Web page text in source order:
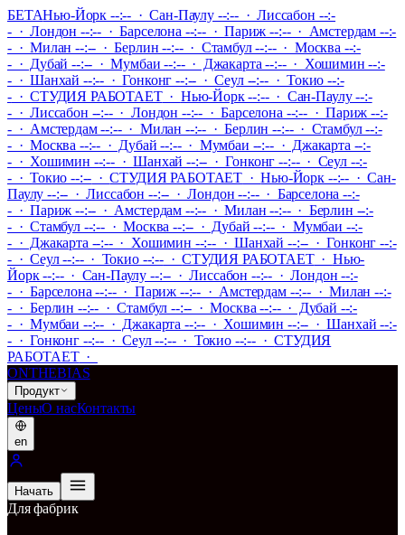
БЕТАНью-Йорк --:-- · Сан-Паулу --:-- · Лиссабон --:-
- · Лондон --:-- · Барселона --:-- · Париж --:-- · Амстердам --:-
- · Милан --:-- · Берлин --:-- · Стамбул --:-- · Москва --:-
- · Дубай --:-- · Мумбаи --:-- · Джакарта --:-- · Хошимин --:-
- · Шанхай --:-- · Гонконг --:-- · Сеул --:-- · Токио --:-
-·СТУДИЯ РАБОТАЕТ· Нью-Йорк --:-- · Сан-Паулу --:-
- · Лиссабон --:-- · Лондон --:-- · Барселона --:-- · Париж --:-
- · Амстердам --:-- · Милан --:-- · Берлин --:-- · Стамбул --:-
- · Москва --:-- · Дубай --:-- · Мумбаи --:-- · Джакарта --:-
- · Хошимин --:-- · Шанхай --:-- · Гонконг --:-- · Сеул --:-
- · Токио --:-- ·СТУДИЯ РАБОТАЕТ ·Нью-Йорк --:-- · Сан-
Паулу --:-- · Лиссабон --:-- · Лондон --:-- · Барселона --:-
- · Париж --:-- · Амстердам --:-- · Милан --:-- · Берлин --:-
- · Стамбул --:-- · Москва --:-- · Дубай --:-- · Мумбаи --:-
- · Джакарта --:-- · Хошимин --:-- · Шанхай --:-- · Гонконг --:-
- · Сеул --:-- · Токио --:--·СТУДИЯ РАБОТАЕТ· Нью-
Йорк --:-- · Сан-Паулу --:-- · Лиссабон --:-- · Лондон --:-
- · Барселона --:-- · Париж --:-- · Амстердам --:-- · Милан --:-
- · Берлин --:-- · Стамбул --:-- · Москва --:-- · Дубай --:-
- · Мумбаи --:-- · Джакарта --:-- · Хошимин --:-- · Шанхай --:-
- · Гонконг --:-- · Сеул --:-- · Токио --:-- ·СТУДИЯ
РАБОТАЕТ·
ONTHEBIAS
Продукт
ЦеныО насКонтакты
en
Начать
Для фабрик